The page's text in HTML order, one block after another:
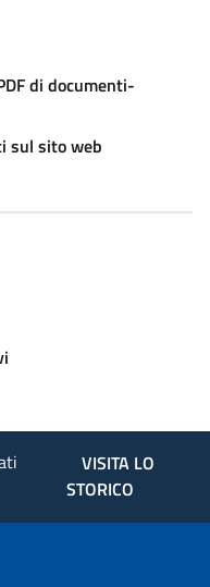
di documenti-
sul sito web
VISITA LO
STORICO